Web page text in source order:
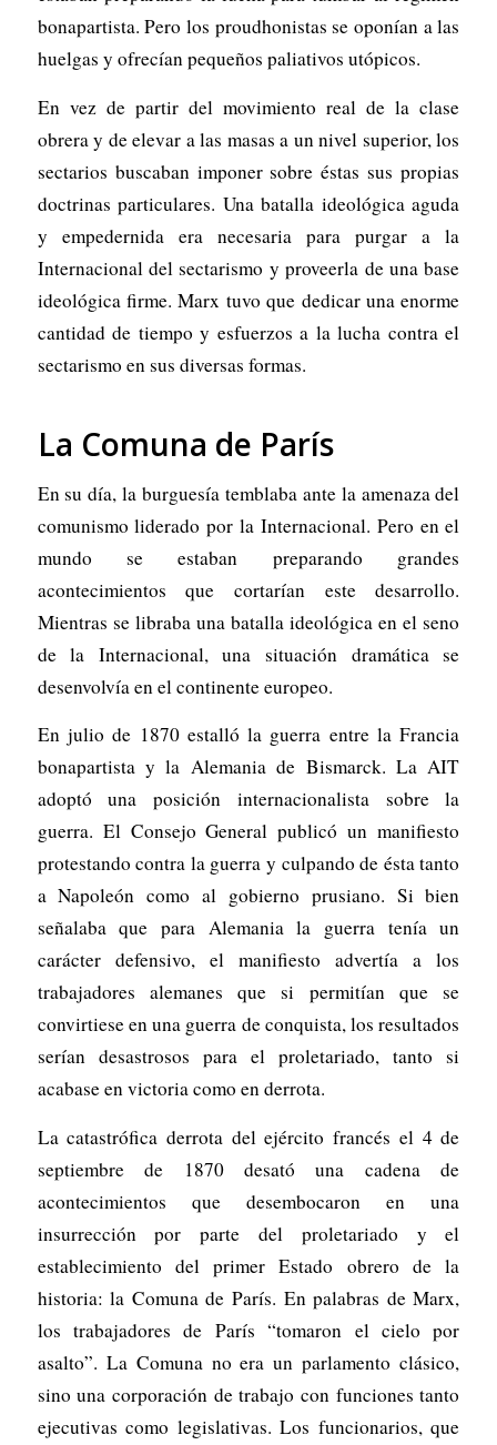
bonapartista. Pero los proudhonistas se oponían a las
huelgas y ofrecían pequeños paliativos utópicos.
En vez de partir del movimiento real de la clase
obrera y de elevar a las masas a un nivel superior, los
sectarios buscaban imponer sobre éstas sus propias
doctrinas particulares. Una batalla ideológica aguda
y empedernida era necesaria para purgar a la
Internacional del sectarismo y proveerla de una base
ideológica firme. Marx tuvo que dedicar una enorme
cantidad de tiempo y esfuerzos a la lucha contra el
sectarismo en sus diversas formas.
La Comuna de París
En su día, la burguesía temblaba ante la amenaza del
comunismo liderado por la Internacional. Pero en el
mundo se estaban preparando grandes
acontecimientos que cortarían este desarrollo.
Mientras se libraba una batalla ideológica en el seno
de la Internacional, una situación dramática se
desenvolvía en el continente europeo.
En julio de 1870 estalló la guerra entre la Francia
bonapartista y la Alemania de Bismarck. La AIT
adoptó una posición internacionalista sobre la
guerra. El Consejo General publicó un manifiesto
protestando contra la guerra y culpando de ésta tanto
a Napoleón como al gobierno prusiano. Si bien
señalaba que para Alemania la guerra tenía un
carácter defensivo, el manifiesto advertía a los
trabajadores alemanes que si permitían que se
convirtiese en una guerra de conquista, los resultados
serían desastrosos para el proletariado, tanto si
acabase en victoria como en derrota.
La catastrófica derrota del ejército francés el 4 de
septiembre de 1870 desató una cadena de
acontecimientos que desembocaron en una
insurrección por parte del proletariado y el
establecimiento del primer Estado obrero de la
historia: la Comuna de París. En palabras de Marx,
los trabajadores de París “tomaron el cielo por
asalto”. La Comuna no era un parlamento clásico,
sino una corporación de trabajo con funciones tanto
ejecutivas como legislativas. Los funcionarios, que